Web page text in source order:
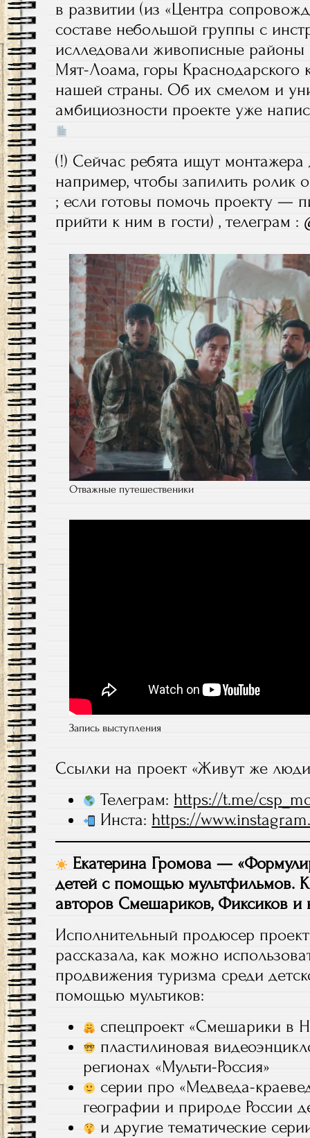
в развитии (из «Центра
составе небольшой группы с
ислледовали живописные районы
Мят-Лоама, горы Краснодарского
нашей страны. Об их смелом и
амбициозности проекте уже
(!) Сейчас ребята ищут
например, чтобы запилить ролик
; если готовы помочь проекту —
прийти к ним в гости) , телеграм
Отважные путешественики
Запись выступления
Ссылки на проект «Живут же
Телеграм: https://t.me/
Инста: https://
Екатерина Громова —
детей с помощью мультфильмов.
авторов Смешариков, Фиксиков и
Исполнительный продюсер
рассказала, как можно
продвижения туризма среди
помощью мультиков:
спецпроект «Смешарики в
пластилиновая
регионах «Мульти-Россия»
серии про «Медведа-
географии и природе России
и другие тематические